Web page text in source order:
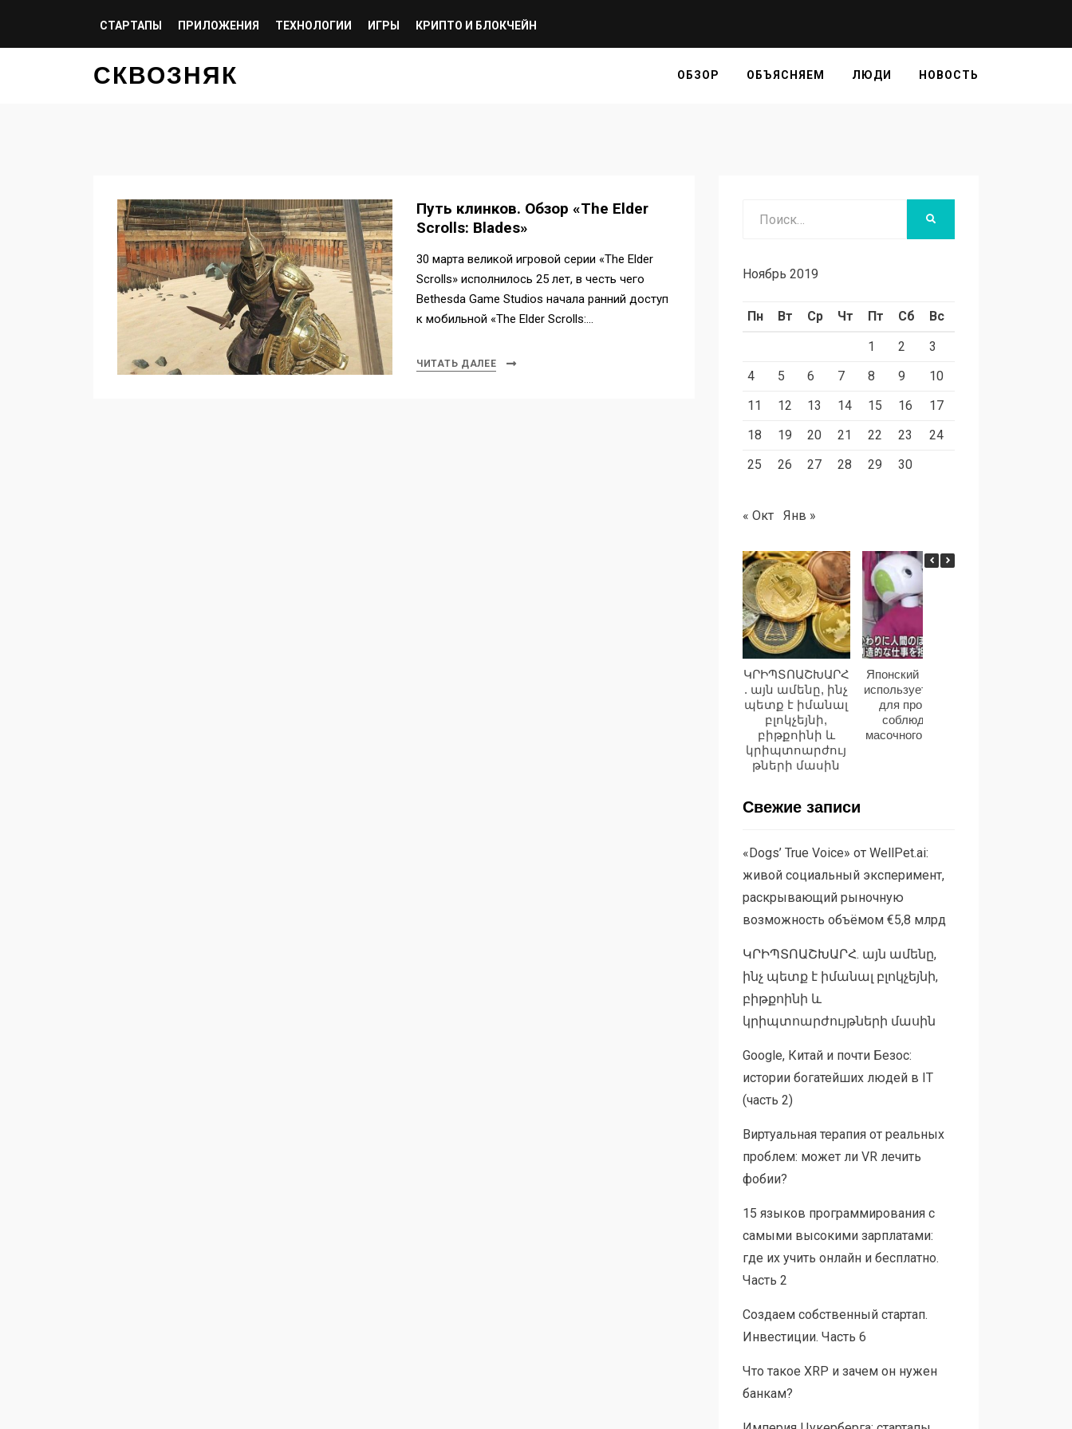
СТАРТАПЫ ПРИЛОЖЕНИЯ ТЕХНОЛОГИИ ИГРЫ КРИПТО И БЛОКЧЕЙН
СКВОЗНЯК ОБЗОР ОБЪЯСНЯЕМ ЛЮДИ НОВОСТЬ
Путь клинков. Обзор «The Elder
Scrolls: Blades»
30 марта великой игровой серии «The Elder
Scrolls» исполнилось 25 лет, в честь чего
Bethesda Game Studios начала ранний доступ
к мобильной «The Elder Scrolls:…
ЧИТАТЬ ДАЛЕЕ
Ноябрь 2019
Пн Вт Ср Чт Пт Сб
Вс
1
2
3
4
5 6 7 8 9
10
11
12 13 14 15 16
17
18
19 20 21 22 23
24
25
26 27 28 29 30
« Окт Янв »
ԿՐԻՊՏՈԱՇԽԱՐՀ
. այն ամենը, ինչ
պետք է իմանալ
բլոկչեյնի,
բիթքոինի և
կրիպտոարժույ
թների մասին
Японский магазин
использует робота
для проверки
соблюдения
масочного режима
Свежие записи
«Dogs’ True Voice» от WellPet.ai:
живой социальный эксперимент,
раскрывающий рыночную
возможность объёмом €5,8 млрд
ԿՐԻՊՏՈԱՇԽԱՐՀ. այն ամենը,
ինչ պետք է իմանալ բլոկչեյնի,
բիթքոինի և
կրիպտոարժույթների մասին
Google, Китай и почти Безос:
истории богатейших людей в IT
(часть 2)
Виртуальная терапия от реальных
проблем: может ли VR лечить
фобии?
15 языков программирования с
самыми высокими зарплатами:
где их учить онлайн и бесплатно.
Часть 2
Создаем собственный стартап.
Инвестиции. Часть 6
Что такое XRP и зачем он нужен
банкам?